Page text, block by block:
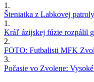
1.
Šteniatka z Labkovej
1.
Kráľ ázijskej fúzie rozpálil
2.
FOTO: Futbalisti MFK
3.
Počasie vo Zvolene: